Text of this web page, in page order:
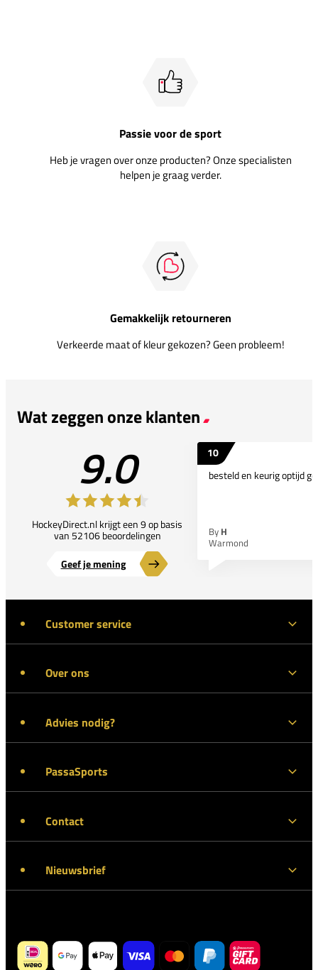
Passie voor de sport
Heb je vragen over onze producten? Onze specialisten
helpen je graag verder.
Gemakkelijk retourneren
Verkeerde maat of kleur gekozen? Geen probleem!
Wat zeggen onze klanten
9.0
HockeyDirect.nl krijgt een 9 op basis
van 52106 beoordelingen
Geef je mening
10
besteld en keurig optijd
By H
Warmond
Customer service
Over ons
Advies nodig?
PassaSports
Contact
Nieuwsbrief